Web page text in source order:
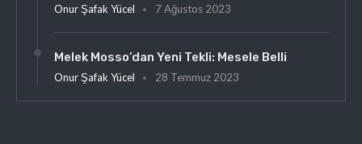
Onur Şafak Yücel 7 Ağustos 2023
Melek Mosso’dan Yeni Tekli: Mesele Belli
Onur Şafak Yücel 28 Temmuz 2023